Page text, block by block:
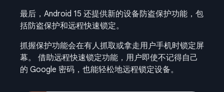
最后，Android 15 还提供新的设备防盗保护功能，包
括防盗保护和远程快速锁定。
抓握保护功能会在有人抓取或拿走用户手机时锁定屏
幕。 借助远程快速锁定功能，用户即使不记得自己
的 Google 密码，也能轻松地远程锁定设备。